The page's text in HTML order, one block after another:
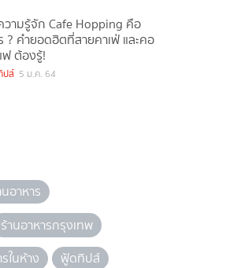
วามรู้จัก Cafe Hopping คือ
? คำยอดฮิตที่สายคาเฟ่ และคอ
ฟ ต้องรู้!
ปส์ 5 ม.ค. 64
อาหาร
ร้านอาหารกรุงเทพ
ในห้าง
ฟู้ดทิปส์